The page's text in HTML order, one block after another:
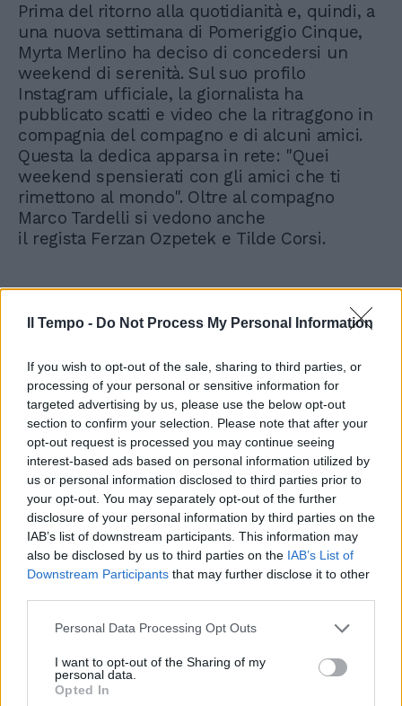
Il Tempo - Do Not Process My Personal Information
If you wish to opt-out of the sale, sharing to third parties, or
processing of your personal or sensitive information for
targeted advertising by us, please use the below opt-out
section to confirm your selection. Please note that after your
opt-out request is processed you may continue seeing
interest-based ads based on personal information utilized by
us or personal information disclosed to third parties prior to
your opt-out. You may separately opt-out of the further
disclosure of your personal information by third parties on the
IAB’s list of downstream participants. This information may
also be disclosed by us to third parties on the IAB’s List of
Downstream Participants that may further disclose it to other
Personal Data Processing Opt Outs
I want to opt-out of the Sharing of my
personal data.
Opted In
Prima del ritorno alla quotidianità e, quindi, a
una nuova settimana di Pomeriggio Cinque,
Myrta Merlino ha deciso di concedersi un
weekend di serenità. Sul suo profilo
Instagram ufficiale, la giornalista ha
pubblicato scatti e video che la ritraggono in
compagnia del compagno e di alcuni amici.
Questa la dedica apparsa in rete: "Quei
weekend spensierati con gli amici che ti
rimettono al mondo". Oltre al compagno
Marco Tardelli si vedono anche
il regista Ferzan Ozpetek e Tilde Corsi.
Bordata di Striscia a Merlino:
"Ritocchino...". E spunta
d'Urso
Presto sono arrivate le reazioni degli utenti
che, in risposta al post, hanno scritto: "Tanta
porti. Molto preparata a 360 gradi" o
"Bellissima donna e per bene. Ti seguivo già
di mattina, adesso il pomeriggio. Grazie per la
tua educazione".